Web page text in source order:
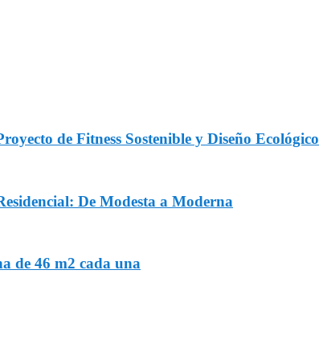
de Fitness Sostenible y Diseño Ecológico
De Modesta a Moderna
de 46 m2 cada una